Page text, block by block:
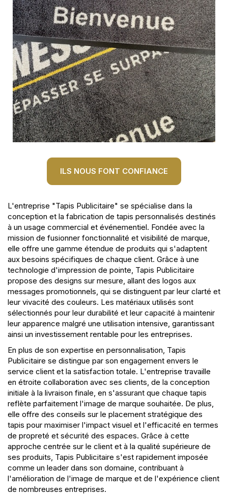
ILS NOUS FONT CONFIANCE
L'entreprise "Tapis Publicitaire" se spécialise dans la
conception et la fabrication de tapis personnalisés destinés
à un usage commercial et événementiel. Fondée avec la
mission de fusionner fonctionnalité et visibilité de marque,
elle offre une gamme étendue de produits qui s'adaptent
aux besoins spécifiques de chaque client. Grâce à une
technologie d'impression de pointe, Tapis Publicitaire
propose des designs sur mesure, allant des logos aux
messages promotionnels, qui se distinguent par leur clarté et
leur vivacité des couleurs. Les matériaux utilisés sont
sélectionnés pour leur durabilité et leur capacité à maintenir
leur apparence malgré une utilisation intensive, garantissant
ainsi un investissement rentable pour les entreprises.
En plus de son expertise en personnalisation, Tapis
Publicitaire se distingue par son engagement envers le
service client et la satisfaction totale. L'entreprise travaille
en étroite collaboration avec ses clients, de la conception
initiale à la livraison finale, en s'assurant que chaque tapis
reflète parfaitement l'image de marque souhaitée. De plus,
elle offre des conseils sur le placement stratégique des
tapis pour maximiser l'impact visuel et l'efficacité en termes
de propreté et sécurité des espaces. Grâce à cette
approche centrée sur le client et à la qualité supérieure de
ses produits, Tapis Publicitaire s'est rapidement imposée
comme un leader dans son domaine, contribuant à
l'amélioration de l'image de marque et de l'expérience client
de nombreuses entreprises.